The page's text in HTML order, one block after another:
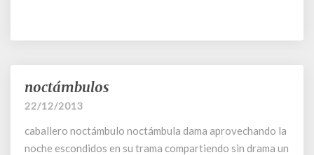
noctámbulos
noctámbulos
22/12/2013
caballero noctámbulo noctámbula dama aprovechando la
noche escondidos en su trama compartiendo sin drama un